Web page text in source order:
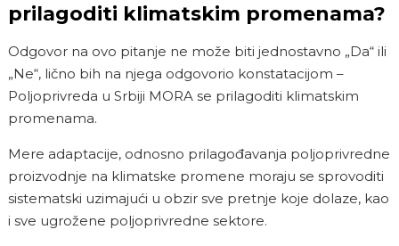
prilagoditi klimatskim promenama?
Odgovor na ovo pitanje ne može biti jednostavno „Da“ ili
„Ne“, lično bih na njega odgovorio konstatacijom –
Poljoprivreda u Srbiji MORA se prilagoditi klimatskim
promenama.
Mere adaptacije, odnosno prilagođavanja poljoprivredne
proizvodnje na klimatske promene moraju se sprovoditi
sistematski uzimajući u obzir sve pretnje koje dolaze, kao
i sve ugrožene poljoprivredne sektore.